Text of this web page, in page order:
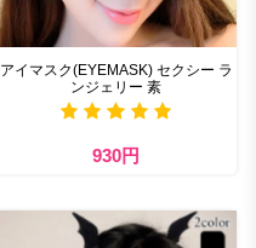
アイマスク(EYEMASK) セクシー ラ
ンジェリー 素
930円